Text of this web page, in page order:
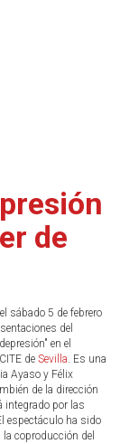
de
sábado 5 de febrero
del
en el
de Sevilla. Es una
Ayaso y Félix
de la dirección
integrado por las
espectáculo ha sido
coproducción del